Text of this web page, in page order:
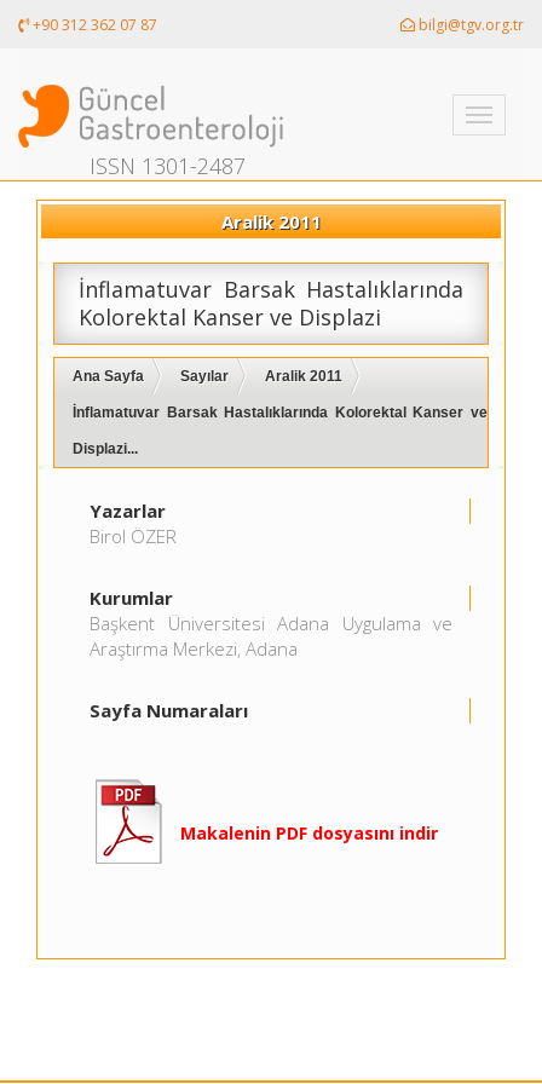
+90 312 362 07 87 bilgi@tgv.org.tr
Toggle
ISSN 1301-2487
Aralik 2011
İnflamatuvar Barsak Hastalıklarında
Kolorektal Kanser ve Displazi
Ana Sayfa Sayılar Aralik 2011
İnflamatuvar Barsak Hastalıklarında Kolorektal Kanser ve
Displazi...
Yazarlar
Birol ÖZER
Kurumlar
Başkent Üniversitesi Adana Uygulama ve
Araştırma Merkezi, Adana
Sayfa Numaraları
Makalenin PDF dosyasını indir